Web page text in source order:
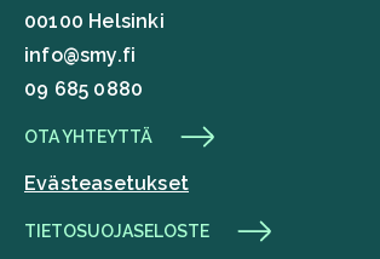
00100 Helsinki
info@smy.fi
09 685 0880
OTA YHTEYTTÄ
Evästeasetukset
TIETOSUOJASELOSTE